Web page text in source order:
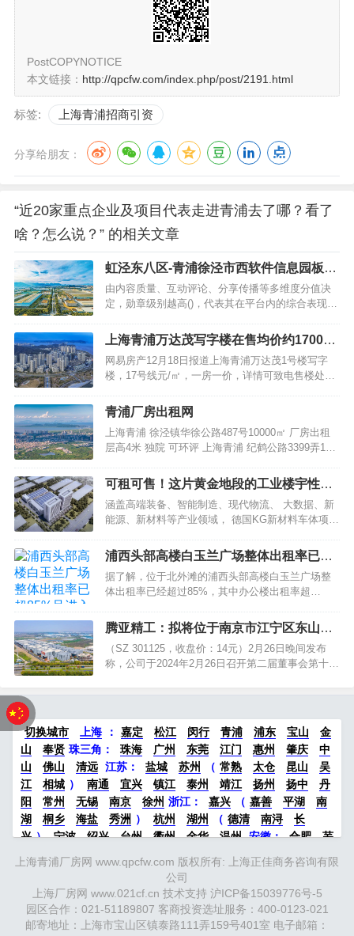
PostCOPYNOTICE
本文链接： http://qpcfw.com/index.php/post/2191.html
标签: 上海青浦招商引资
分享给朋友：
“近20家重点企业及项目代表走进青浦去了哪？看了
啥？怎么说？” 的相关文章
虹泾东八区-青浦徐泾市西软件信息园板
块-虹泾东八区17号线米
由内容质量、互动评论、分享传播等多维度分值决
定，勋章级别越高()，代表其在平台内的综合表现越
务，让您用专业眼光去买房 【附赠】一楼花园、空
中露台、地下夹层 【产权】50年办公产权【水电】
…
上海青浦万达茂写字楼在售均价约17000
元㎡
网易房产12月18日报道上海青浦万达茂1号楼写字
楼，17号线元/㎡，一房一价，详情可致电售楼处。
注。 上海青浦万达茂优惠购楼盘相册蕞新报价）是
万达集团在上海的第七个项目，也是万达集团升级
之作。从2014年拿地之初就已确定打造…
青浦厂房出租网
上海青浦 徐泾镇华徐公路487号10000㎡ 厂房出租
层高4米 独院 可环评 上海青浦 纪鹤公路3399弄179-
公厂房 出租电商、仓储、贸易、淘宝、第三方物流
仓库 上海青浦 拓…
可租可售！这片黄金地段的工业楼宇性价
比太高
涵盖高端装备、智能制造、现代物流、 大数据、新
能源、新材料等产业领域， 德国KG新材料车体项目
于2022年正式开工，该项目连续两年入选青岛市重
点项目库，目前已完成主体建设，即将交付。…
浦西头部高楼白玉兰广场整体出租率已超
85%且进入选商阶段
据了解，位于北外滩的浦西头部高楼白玉兰广场整
体出租率已经超过85%，其中办公楼出租率超
选商阶段。 上海金港北外滩置业有限公司常务副总
经理樊孝通告诉记者，2020年新冠疫情持续时间
长，对办公楼商业有一定程度的…
腾亚精工：拟将位于南京市江宁区东山街
道自有闲置厂房对外出租
（SZ 301125，收盘价：14元）2月26日晚间发布
称，公司于2024年2月26日召开第二届董事会第十六
有闲置厂房对外出租。 为提高…
切换城市 上海 ： 嘉定 松江 闵行 青浦 浦东 宝山
金
山
奉贤 珠三角： 珠海 广州 东莞 江门 惠州 肇庆
中
山
佛山 清远 江苏 ： 盐城 苏州 （ 常熟 太仓 昆山
吴
江
相城 ） 南通 宜兴 镇江 泰州 靖江 扬州 扬中
丹
阳
常州 无锡 南京 徐州 浙江： 嘉兴 （ 嘉善 平湖
南
湖
桐乡 海盐 秀洲 ） 杭州 湖州 （ 德清 南浔
长
兴 ） 宁波 绍兴 台州 衢州 金华 温州 安徽： 合肥
芜
滁州 马鞍山 中部： 南昌
阳
新密 武汉 宜昌 重庆 成都 德阳 长沙
株洲
湘潭
西安 京津冀鲁： 北京 天津 廊坊 （ 固安 香河
厂
永清 三河 霸州 ） 保定 （ 涿州 涞水 ） 太原
晋中
沈阳
济南 济宁 绵阳 石家庄 沧州 唐山 潍坊
德州
上海青浦厂房网 www.qpcfw.com 版权所有: 上海正佳商务咨询有限
公司
上海厂房网 www.021cf.cn 技术支持 沪ICP备15039776号-5
园区合作：021-51189807 客商投资选址服务：400-0123-021
邮寄地址：上海市宝山区镇泰路111弄159号401室 电子邮箱：